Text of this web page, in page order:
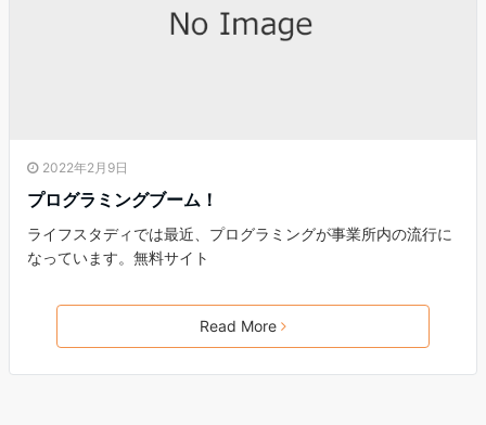
2022年2月9日
プログラミングブーム！
ライフスタディでは最近、プログラミングが事業所内の流行に
なっています。無料サイト
Read More